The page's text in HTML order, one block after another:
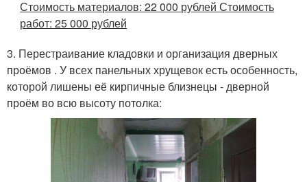
Стоимость материалов: 22 000 рублейСтоимость
работ: 25 000 рублей
3. Перестраивание кладовки и организация дверных
проёмов . У всех панельных хрущевок есть особенность,
которой лишены её кирпичные близнецы - дверной
проём во всю высоту потолка: